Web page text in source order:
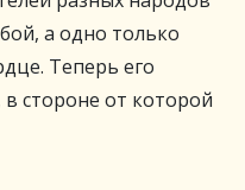
а одно только
Теперь его
стороне от которой